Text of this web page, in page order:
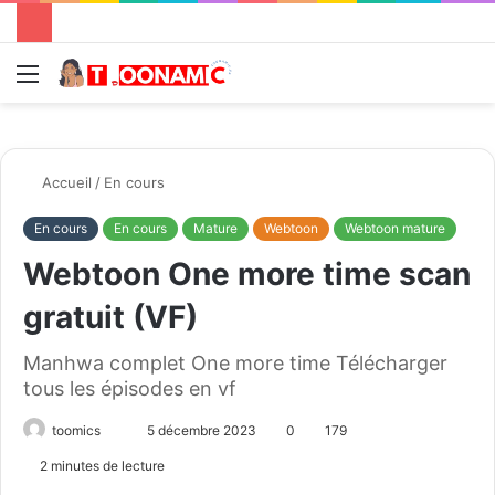
Menu
Accueil / En cours
En cours En cours Mature Webtoon Webtoon mature
Webtoon One more time scan
gratuit (VF)
Manhwa complet One more time Télécharger
tous les épisodes en vf
toomics
n
5 décembre 2023 0 179
2 minutes de lecture